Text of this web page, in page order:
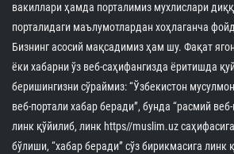
вакиллари ҳамда порталимиз мухлислари
порталидаги маълумотлардан хоҳлаганча
Бизнинг асосий мақсадимиз ҳам шу. Фақат
ёки хабарни ўз веб-саҳифангизда ёритишда
беришингизни сўраймиз: “Ўзбекистон
веб-портали хабар беради”, бунда “расмий веб-
линк қўйилиб, линк https//muslim.uz
бўлиши, “хабар беради” сўз бирикмасига линк